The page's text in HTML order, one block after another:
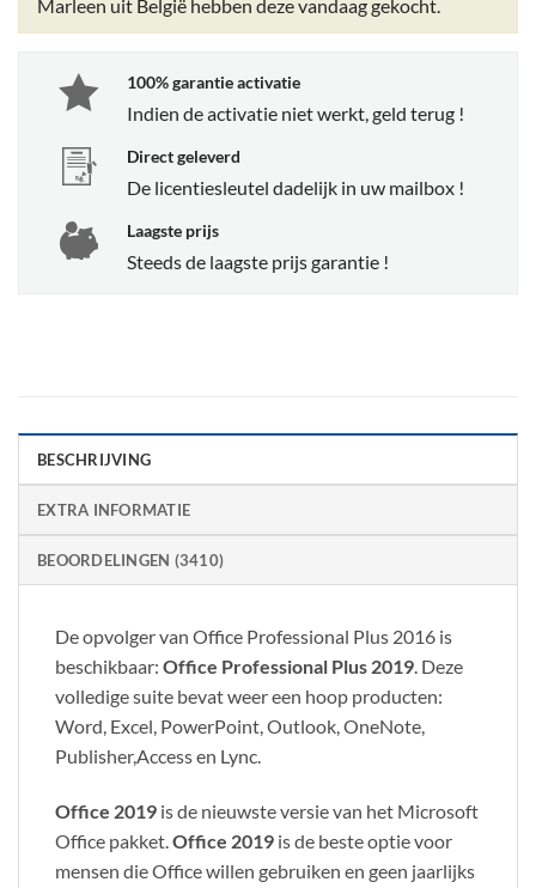
Marleen uit België hebben deze vandaag gekocht.
100% garantie activatie
Indien de activatie niet werkt, geld terug !
Direct geleverd
De licentiesleutel dadelijk in uw mailbox !
Laagste prijs
Steeds de laagste prijs garantie !
BESCHRIJVING
EXTRA INFORMATIE
BEOORDELINGEN (3410)
De opvolger van Office Professional Plus 2016 is
beschikbaar: Office Professional Plus 2019. Deze
volledige suite bevat weer een hoop producten:
Word, Excel, PowerPoint, Outlook, OneNote,
Publisher,Access en Lync.
Office 2019 is de nieuwste versie van het Microsoft
Office pakket.Office 2019 is de beste optie voor
mensen die Office willen gebruiken en geen jaarlijks